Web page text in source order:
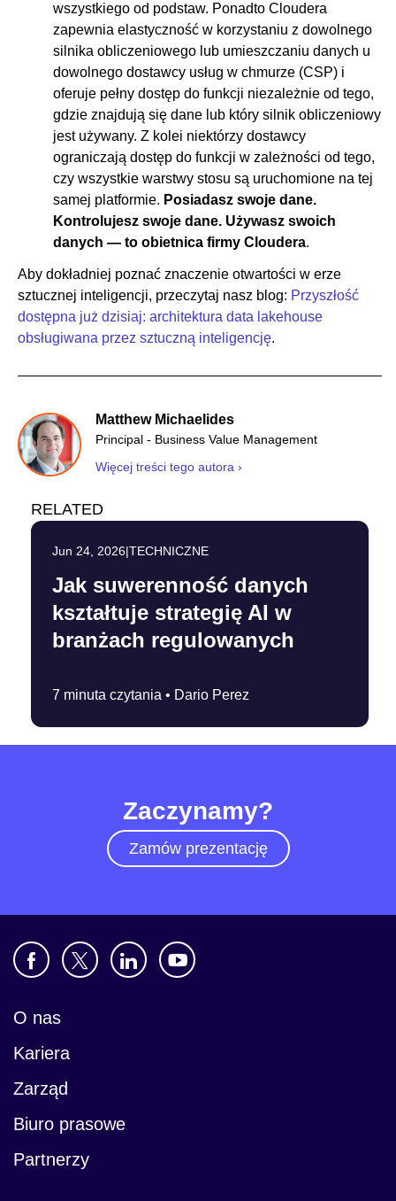
wszystkiego od podstaw. Ponadto Cloudera
zapewnia elastyczność w korzystaniu z dowolnego
silnika obliczeniowego lub umieszczaniu danych u
dowolnego dostawcy usług w chmurze (CSP) i
oferuje pełny dostęp do funkcji niezależnie od tego,
gdzie znajdują się dane lub który silnik obliczeniowy
jest używany. Z kolei niektórzy dostawcy
ograniczają dostęp do funkcji w zależności od tego,
czy wszystkie warstwy stosu są uruchomione na tej
samej platformie. Posiadasz swoje dane.
Kontrolujesz swoje dane. Używasz swoich
danych — to obietnica firmy Cloudera.
Aby dokładniej poznać znaczenie otwartości w erze
sztucznej inteligencji, przeczytaj nasz blog: Przyszłość
dostępna już dzisiaj: architektura data lakehouse
obsługiwana przez sztuczną inteligencję.
Matthew Michaelides
Principal - Business Value Management
Więcej treści tego autora ›
RELATED
Jun 24, 2026|TECHNICZNE
Jak suwerenność danych
kształtuje strategię AI w
branżach regulowanych
7 minuta czytania • Dario Perez
Zaczynamy?
Zamów prezentację
O nas
Kariera
Zarząd
Biuro prasowe
Partnerzy